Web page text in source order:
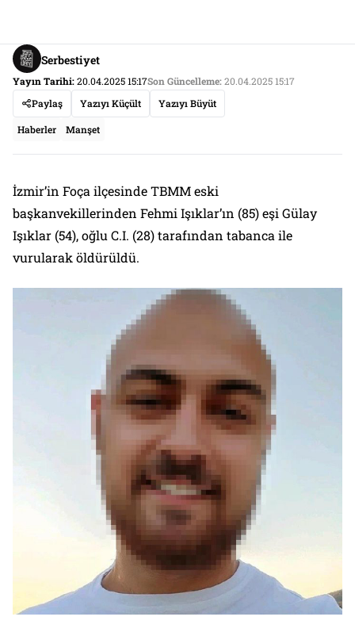
Serbestiyet
Yayın Tarihi:20.04.2025 15:17Son Güncelleme:20.04.2025 15:17
Paylaş
Yazıyı Küçült Yazıyı Büyüt
Haberler Manşet
İzmir’in Foça ilçesinde TBMM eski
başkanvekillerinden Fehmi Işıklar’ın (85) eşi Gülay
Işıklar (54), oğlu C.I. (28) tarafından tabanca ile
vurularak öldürüldü.